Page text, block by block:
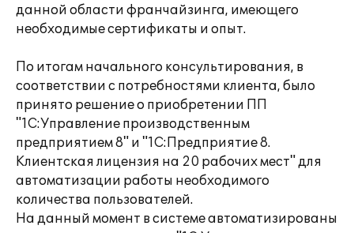
данной области франчайзинга, имеющего
необходимые сертификаты и опыт.
По итогам начального консультирования, в
соответствии с потребностями клиента, было
принято решение о приобретении ПП
"1С:Управление производственным
предприятием 8" и "1С:Предприятие 8.
Клиентская лицензия на 20 рабочих мест" для
автоматизации работы необходимого
количества пользователей.
На данный момент в системе автоматизированы